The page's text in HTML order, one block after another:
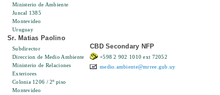
Ministerio de Ambiente
Juncal 1385
Montevideo
Uruguay
Sr. Matias Paolino
Subdirector
Direccion de Medio Ambiente
Ministerio de Relaciones
Exteriores
Colonia 1206 / 2º piso
Montevideo
CBD Secondary NFP
+598 2 902 1010 ext 72052
medio.ambiente@mrree.gub.uy